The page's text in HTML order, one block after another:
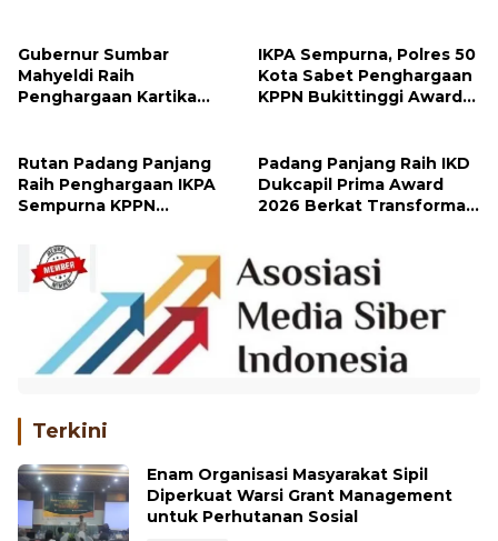
Gubernur Sumbar
Mahyeldi Raih
Penghargaan Kartika
IKPA Sempurna, Polres 50
Kota Sabet Penghargaan
KPPN Bukittinggi Awards
Rutan Padang Panjang
Raih Penghargaan IKPA
Sempurna KPPN
Padang Panjang Raih IKD
Dukcapil Prima Award
2026 Berkat Transformasi
Terkini
Enam Organisasi Masyarakat Sipil
Diperkuat Warsi Grant Management
untuk Perhutanan Sosial